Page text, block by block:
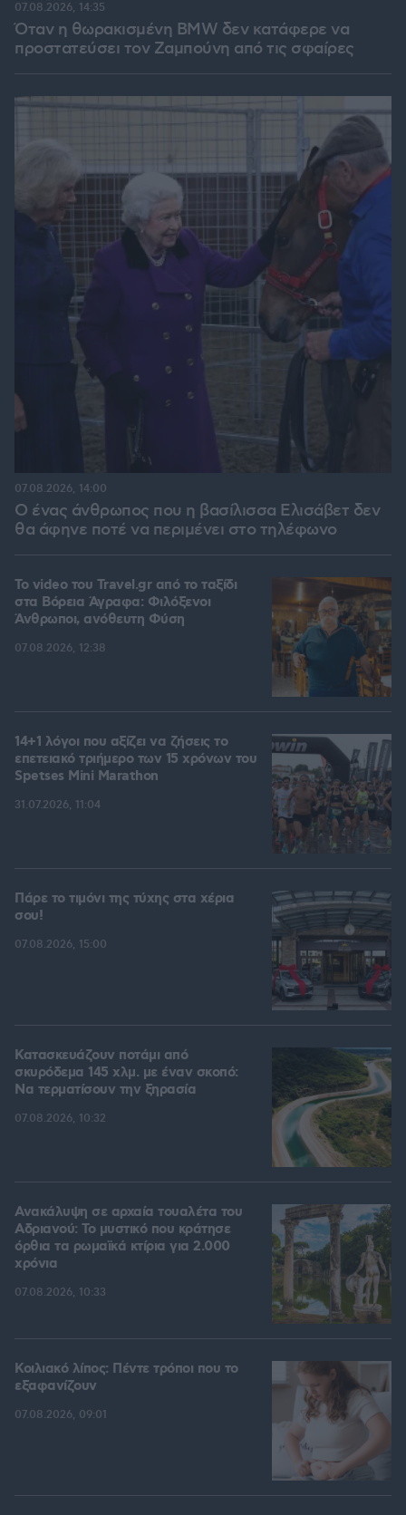
Όταν η θωρακισμένη BMW δεν κατάφερε να
προστατεύσει τον Ζαμπούνη από τις σφαίρες
07.08.2026, 14:35
Ο ένας άνθρωπος που η βασίλισσα Ελισάβετ δεν
θα άφηνε ποτέ να περιμένει στο τηλέφωνο
07.08.2026, 14:00
To video του Travel.gr από το ταξίδι
στα Βόρεια Άγραφα: Φιλόξενοι
Άνθρωποι, ανόθευτη Φύση
07.08.2026, 12:38
14+1 λόγοι που αξίζει να ζήσεις το
επετειακό τριήμερο των 15 χρόνων του
Spetses Mini Marathon
31.07.2026, 11:04
Πάρε το τιμόνι της τύχης στα χέρια
σου!
07.08.2026, 15:00
Κατασκευάζουν ποτάμι από
σκυρόδεμα 145 χλμ. με έναν σκοπό:
Να τερματίσουν την ξηρασία
07.08.2026, 10:32
Ανακάλυψη σε αρχαία τουαλέτα του
Αδριανού: Το μυστικό που κράτησε
όρθια τα ρωμαϊκά κτίρια για 2.000
χρόνια
07.08.2026, 10:33
Κοιλιακό λίπος: Πέντε τρόποι που το
εξαφανίζουν
07.08.2026, 09:01